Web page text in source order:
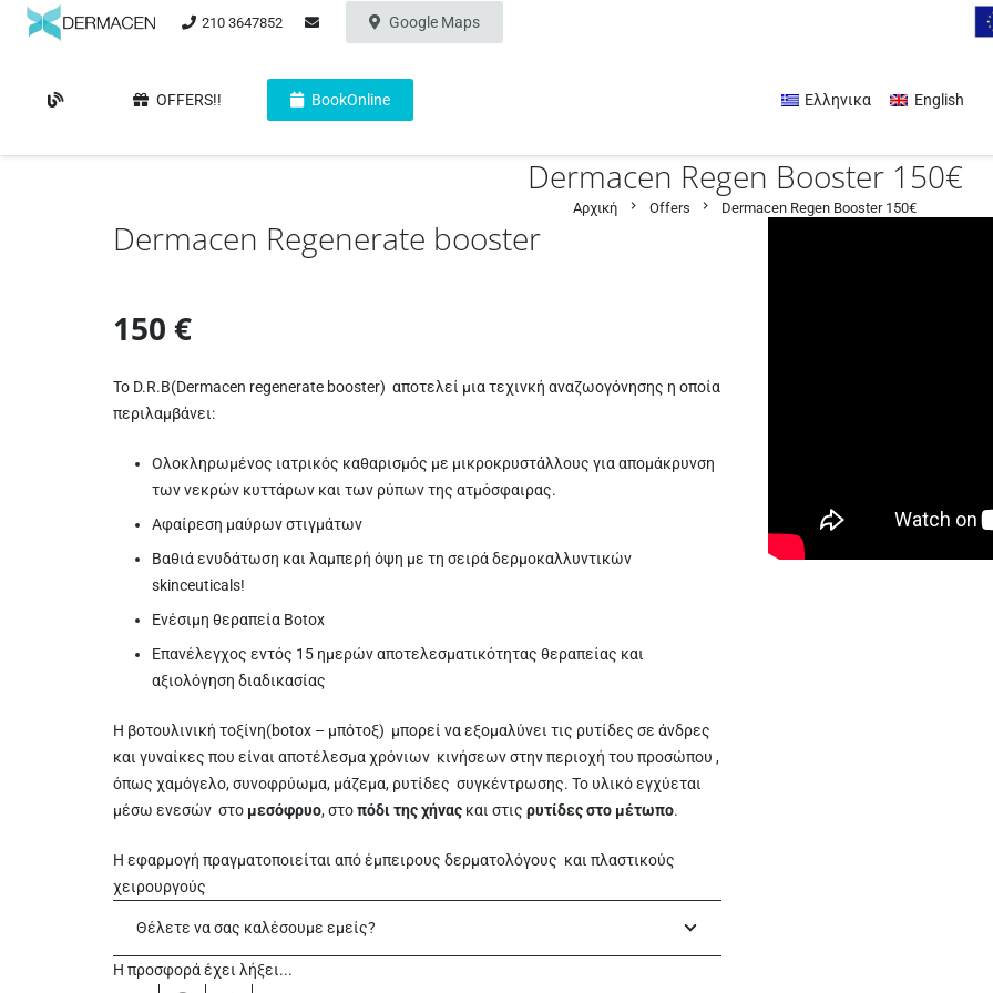
210 3647852 Google Maps
OFFERS!! BookOnline Ελληνικα English
Dermacen Regen Booster 150€
Αρχική chevron_right Offers chevron_right Dermacen Regen Booster 150€
Dermacen Regenerate booster
150 €
Το D.R.B(Dermacen regenerate booster) αποτελεί μια τεχινκή αναζωογόνησης η οποία
περιλαμβάνει:
Ολοκληρωμένος ιατρικός καθαρισμός με μικροκρυστάλλους για απομάκρυνση
των νεκρών κυττάρων και των ρύπων της ατμόσφαιρας.
Αφαίρεση μαύρων στιγμάτων
Βαθιά ενυδάτωση και λαμπερή όψη με τη σειρά δερμοκαλλυντικών
skinceuticals!
Ενέσιμη θεραπεία Botox
Επανέλεγχος εντός 15 ημερών αποτελεσματικότητας θεραπείας και
αξιολόγηση διαδικασίας
Η βοτουλινική τοξίνη(botox – μπότοξ) μπορεί να εξομαλύνει τις ρυτίδες σε άνδρες
και γυναίκες που είναι αποτέλεσμα χρόνιων κινήσεων στην περιοχή του προσώπου ,
όπως χαμόγελο, συνοφρύωμα, μάζεμα, ρυτίδες συγκέντρωσης. Το υλικό εγχύεται
μέσω ενεσών στο μεσόφρυο, στoπόδι της χήνας και στις ρυτίδες στο μέτωπο.
Η εφαρμογή πραγματοποιείται από έμπειρους δερματολόγους και πλαστικούς
χειρουργούς
Θέλετε να σας καλέσουμε εμείς?
Η προσφορά έχει λήξει...